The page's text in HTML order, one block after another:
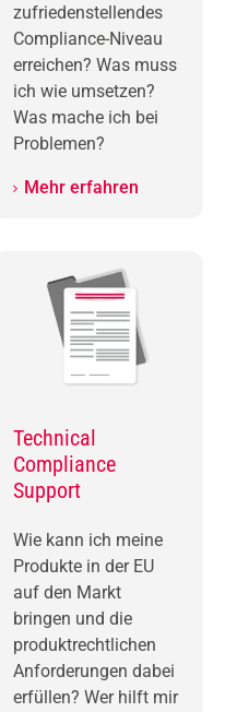
zufriedenstellendes
Compliance-Niveau
erreichen? Was muss
ich wie umsetzen?
Was mache ich bei
Problemen?
Mehr erfahren
Technical
Compliance
Support
Wie kann ich meine
Produkte in der EU
auf den Markt
bringen und die
produktrechtlichen
Anforderungen dabei
erfüllen? Wer hilft mir